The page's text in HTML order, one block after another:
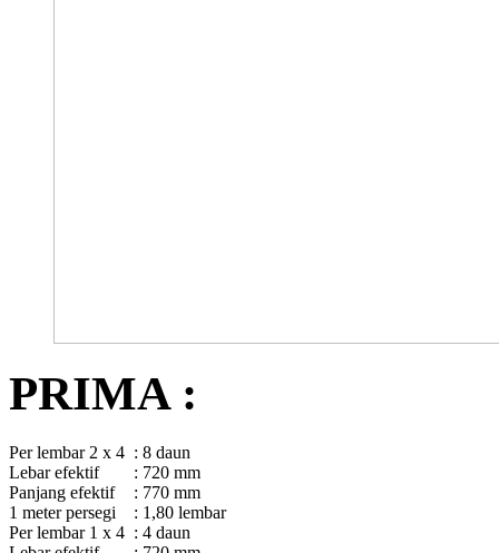
PRIMA :
Per lembar 2 x 4 : 8 daun
Lebar efektif
: 720 mm
Panjang efektif
: 770 mm
1 meter persegi
: 1,80 lembar
Per lembar 1 x 4 : 4 daun